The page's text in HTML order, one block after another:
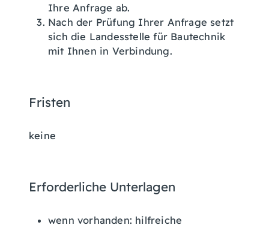
Ihre Anfrage ab.
Nach der Prüfung Ihrer Anfrage setzt
sich die Landesstelle für Bautechnik
mit Ihnen in Verbindung.
Fristen
keine
Erforderliche Unterlagen
wenn vorhanden: hilfreiche